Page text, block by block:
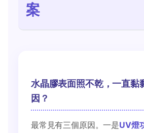
案
水晶膠表面照不乾，一直黏
因？
最常見有三個原因。一是UV燈